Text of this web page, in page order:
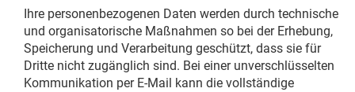
Ihre personenbezogenen Daten werden durch technische
und organisatorische Maßnahmen so bei der Erhebung,
Speicherung und Verarbeitung geschützt, dass sie für
Dritte nicht zugänglich sind. Bei einer unverschlüsselten
Kommunikation per E-Mail kann die vollständige